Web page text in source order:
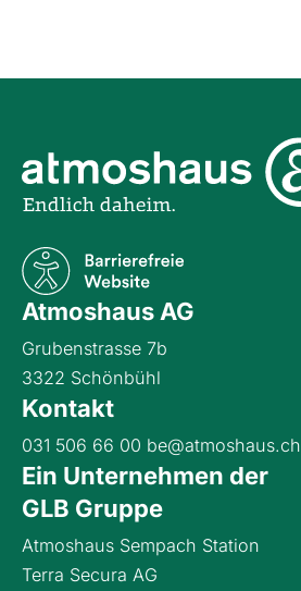
Atmoshaus AG
Grubenstrasse 7b
3322 Schönbühl
Kontakt
031 506 66 00 be@atmoshaus.ch
Ein Unternehmen der
GLB Gruppe
Atmoshaus Sempach Station
Terra Secura AG